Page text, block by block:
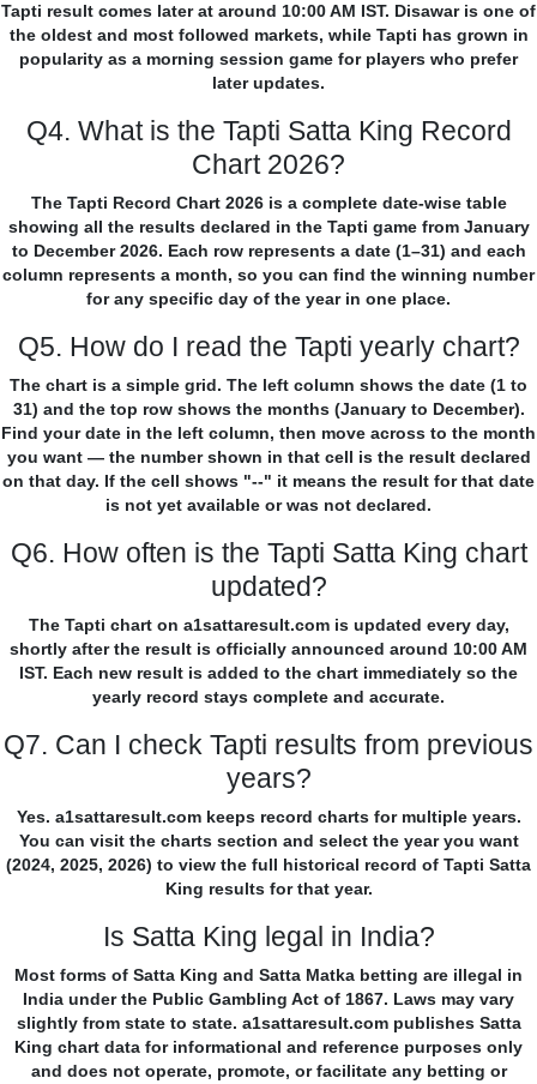
Tapti result comes later at around 10:00 AM IST. Disawar is one of
the oldest and most followed markets, while Tapti has grown in
popularity as a morning session game for players who prefer
later updates.
Q4. What is the Tapti Satta King Record
Chart 2026?
The Tapti Record Chart 2026 is a complete date-wise table
showing all the results declared in the Tapti game from January
to December 2026. Each row represents a date (1–31) and each
column represents a month, so you can find the winning number
for any specific day of the year in one place.
Q5. How do I read the Tapti yearly chart?
The chart is a simple grid. The left column shows the date (1 to
31) and the top row shows the months (January to December).
Find your date in the left column, then move across to the month
you want — the number shown in that cell is the result declared
on that day. If the cell shows "--" it means the result for that date
is not yet available or was not declared.
Q6. How often is the Tapti Satta King chart
updated?
The Tapti chart on a1sattaresult.com is updated every day,
shortly after the result is officially announced around 10:00 AM
IST. Each new result is added to the chart immediately so the
yearly record stays complete and accurate.
Q7. Can I check Tapti results from previous
years?
Yes. a1sattaresult.com keeps record charts for multiple years.
You can visit the charts section and select the year you want
(2024, 2025, 2026) to view the full historical record of Tapti Satta
King results for that year.
Is Satta King legal in India?
Most forms of Satta King and Satta Matka betting are illegal in
India under the Public Gambling Act of 1867. Laws may vary
slightly from state to state. a1sattaresult.com publishes Satta
King chart data for informational and reference purposes only
and does not operate, promote, or facilitate any betting or